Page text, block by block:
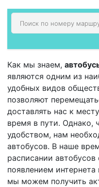
Как мы знаем,
являются одним из
удобных видов
позволяют
доставлять нас к
время в пути. Однако,
удобством, нам
автобусов. В наше
расписании
появлением
мы можем получить